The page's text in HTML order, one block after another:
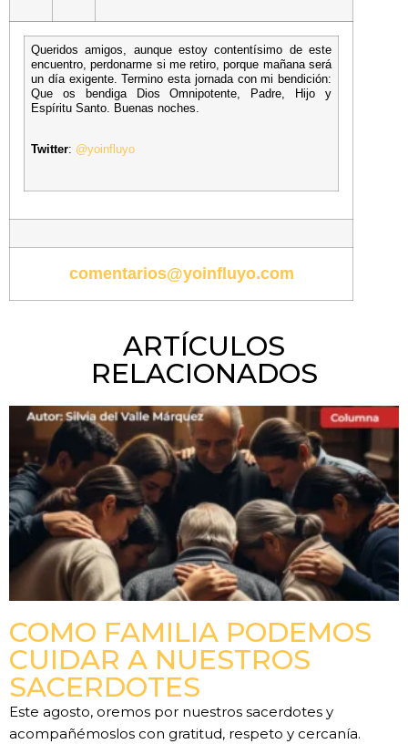
Queridos amigos, aunque estoy contentísimo de este
encuentro, perdonarme si me retiro, porque mañana será
un día exigente. Termino esta jornada con mi bendición:
Que os bendiga Dios Omnipotente, Padre, Hijo y
Espíritu Santo. Buenas noches.
Twitter: @yoinfluyo
comentarios@yoinfluyo.com
ARTÍCULOS
RELACIONADOS
COMO FAMILIA PODEMOS
CUIDAR A NUESTROS
SACERDOTES
Este agosto, oremos por nuestros sacerdotes y
acompañémoslos con gratitud, respeto y cercanía.